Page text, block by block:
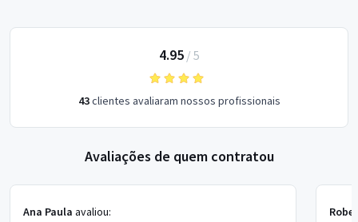
4.95/ 5
43clientes avaliaram nossos profissionais
Avaliações de quem contratou
Ana Paula avaliou: